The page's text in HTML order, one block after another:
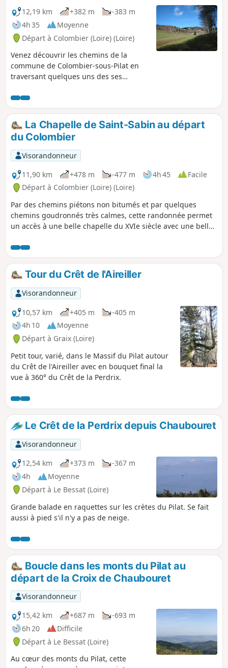
12,19 km
+382 m
-383 m
4h 35
Moyenne
Départ à Colombier (Loire) (Loire)
Venez découvrir les chemins de la
commune de Colombier-sous-Pilat en
traversant quelques uns des ses
La Chapelle de Saint-Sabin au départ
du Colombier
Visorandonneur
11,90 km
+478 m -477 m 4h 45
Facile
Départ à Colombier (Loire) (Loire)
Par des chemins piétons non bitumés et par quelques
chemins goudronnés très calmes, cette randonnée permet
un accès à une belle chapelle du XVIe siècle avec une belle
Tour du Crêt de l'Aireiller
Visorandonneur
10,57 km
+405 m
-405 m
4h 10
Moyenne
Départ à Graix (Loire)
Petit tour, varié, dans le Massif du Pilat autour
du Crêt de l'Aireiller avec en bouquet final la
vue à 360° du Crêt de la Perdrix.
Le Crêt de la Perdrix depuis Chaubouret
Visorandonneur
12,54 km
+373 m
-367 m
4h
Moyenne
Départ à Le Bessat (Loire)
Grande balade en raquettes sur les crètes du Pilat. Se fait
aussi à pied s'il n'y a pas de neige.
Boucle dans les monts du Pilat au
départ de la Croix de Chaubouret
Visorandonneur
15,42 km
+687 m
-693 m
6h 20
Difficile
Départ à Le Bessat (Loire)
Au cœur des monts du Pilat, cette